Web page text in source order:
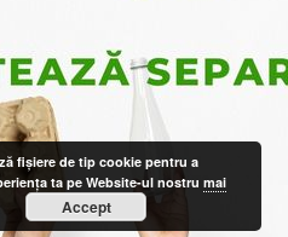
fişiere de tip cookie pentru a
ta pe Website-ul nostrumai
Accept